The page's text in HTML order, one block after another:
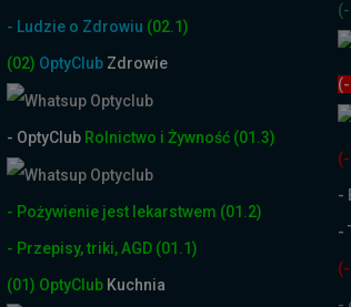
- Ludzie o Zdrowiu (02.1)
(02) OptyClub Zdrowie
- OptyClub Rolnictwo i Żywność (01.3)
- Pożywienie jest lekarstwem (01.2)
- Przepisy, triki, AGD (01.1)
(01) OptyClub Kuchnia
-
-